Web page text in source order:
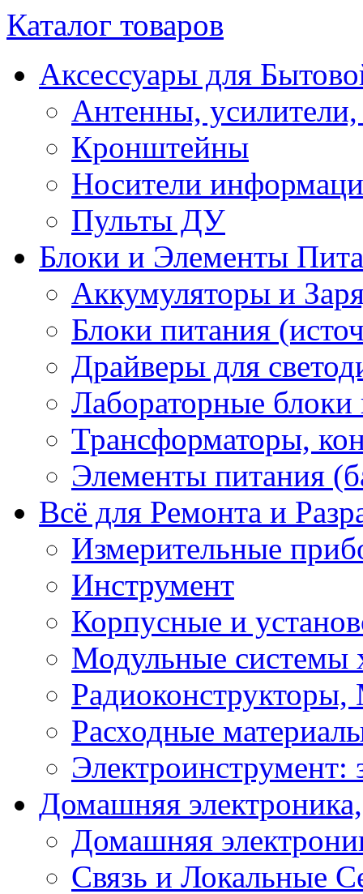
Каталог товаров
Аксессуары для
Антенны, усилители,
Кронштейны
Носители
Пульты ДУ
Блоки и Элементы
Аккумуляторы и
Блоки питания
Драйверы для
Лабораторные блоки
Трансформаторы,
Элементы питания
Всё для Ремонта и
Измерительные
Инструмент
Корпусные и
Модульные системы
Расходные
Электроинструмент:
Домашняя
Домашняя
Связь и Локальные